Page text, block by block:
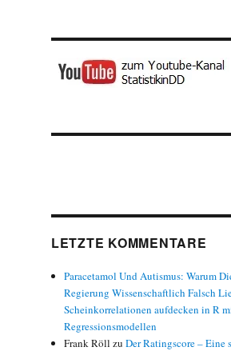
LETZTE KOMMENTARE
Paracetamol Und Autismus: Warum
Regierung Wissenschaftlich Falsch
Scheinkorrelationen aufdecken in R
Regressionsmodellen
Frank Röll zuDer Ratingscore – Eine